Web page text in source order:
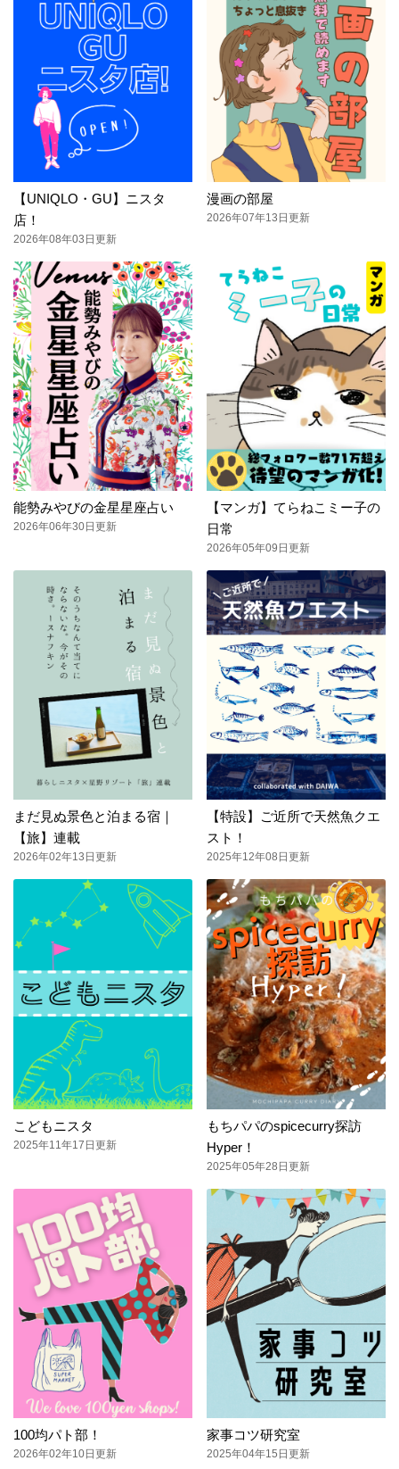
【UNIQLO・GU】ニスタ
店！
2026年08年03日更新
漫画の部屋
2026年07年13日更新
能勢みやびの金星星座占い
2026年06年30日更新
【マンガ】てらねこミー子の
日常
2026年05年09日更新
まだ見ぬ景色と泊まる宿｜
【旅】連載
2026年02年13日更新
【特設】ご近所で天然魚クエ
スト！
2025年12年08日更新
こどもニスタ
2025年11年17日更新
もちパパのspicecurry探訪
Hyper！
2025年05年28日更新
100均パト部！
2026年02年10日更新
家事コツ研究室
2025年04年15日更新